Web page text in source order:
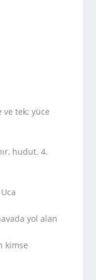
ve tek; yüce
hudut. 4.
yol alan
kimse